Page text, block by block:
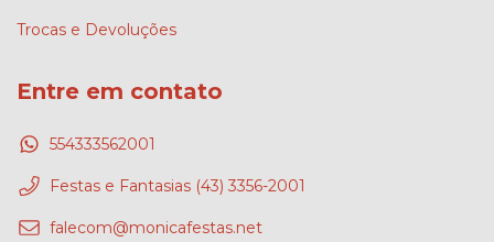
Trocas e Devoluções
Entre em contato
554333562001
Festas e Fantasias (43) 3356-2001
falecom@monicafestas.net